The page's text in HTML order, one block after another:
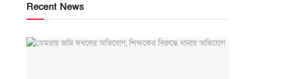
Recent News